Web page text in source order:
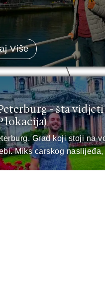
Više
- šta vidjeti
lokacija)
Grad koji stoji na
Miks carskog